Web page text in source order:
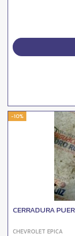
-10%
CERRADURA
CHEVROLET EPICA